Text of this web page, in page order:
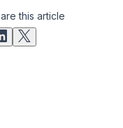
this article